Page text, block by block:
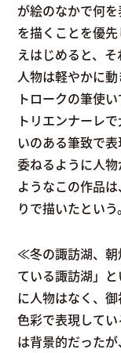
が絵のなかで何
を描くことを優
えはじめると、
人物は軽やかに
トロークの筆使
トリエンナーレ
いのある筆致で
委ねるように人
ようなこの作品
りで描いたという。
≪冬の諏訪湖、朝
ている諏訪湖」
に人物はなく、
色彩で表現して
は背景的だった